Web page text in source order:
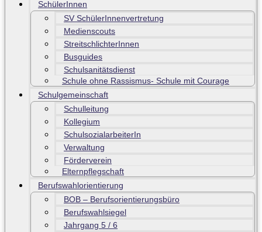
SchülerInnen
SV SchülerInnenvertretung
Medienscouts
StreitschlichterInnen
Busguides
Schulsanitätsdienst
Schule ohne Rassismus- Schule mit Courage
Schulgemeinschaft
Schulleitung
Kollegium
SchulsozialarbeiterIn
Verwaltung
Förderverein
Elternpflegschaft
Berufswahlorientierung
BOB – Berufsorientierungsbüro
Berufswahlsiegel
Jahrgang 5 / 6